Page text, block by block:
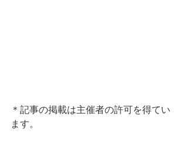
＊記事の掲載は主催者の許可を得てい
ます。